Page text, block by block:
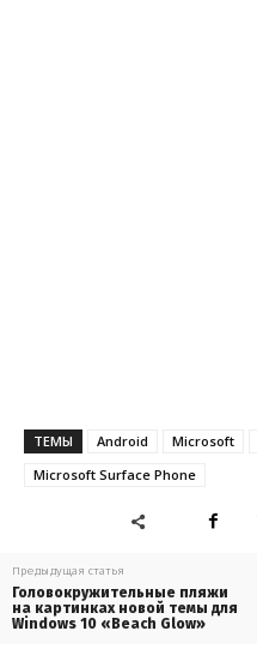
ТЕМЫ Android Microsoft
Microsoft Surface Phone
Предыдущая статья
Головокружительные пляжи
на картинках новой темы для
Windows 10 «Beach Glow»